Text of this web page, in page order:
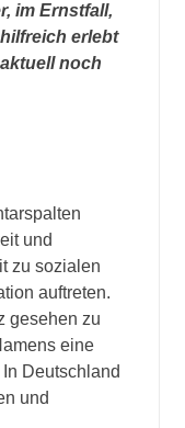
im Ernstfall,
erlebt
noch
und
zu sozialen
auftreten.
gesehen zu
eine
Deutschland
und